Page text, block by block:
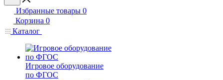
Избранные товары 0
Корзина 0
Каталог
Игровое оборудование
по ФГОС